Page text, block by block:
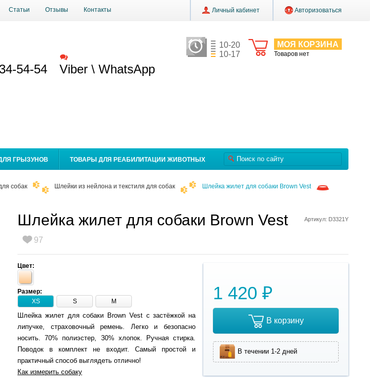
Статьи Отзывы Контакты Личный кабинет Авторизоваться
МОЯ КОРЗИНА
Товаров нет
10-20
10-17
54-54 Viber \ WhatsApp
ГРЫЗУНОВ ТОВАРЫ ДЛЯ РЕАБИЛИТАЦИИ ЖИВОТНЫХ
собак Шлейки из нейлона и текстиля для собак Шлейка жилет для собаки Brown Vest
Артикул: D3321Y
Шлейка жилет для собаки Brown Vest
97
Цвет:
Размер:
XS
S M 1 420 ₽
В корзину
В течении 1-2 дней
Шлейка жилет для собаки Brown Vest с застёжкой на
липучке, страховочный ремень. Легко и безопасно
носить. 70% полиэстер, 30% хлопок. Ручная стирка.
Поводок в комплект не входит. Самый простой и
практичный способ выглядеть отлично!
Как измерить собаку